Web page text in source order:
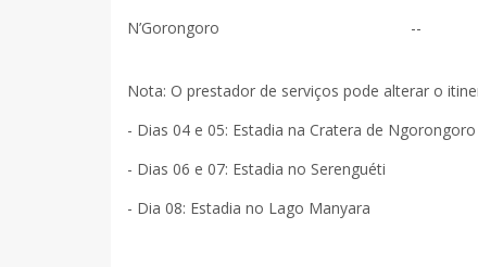
N’Gorongoro --
Nota: O prestador de serviços pode alterar o
- Dias 04 e 05: Estadia na Cratera de Ngorongoro
- Dias 06 e 07: Estadia no Serenguéti
- Dia 08: Estadia no Lago Manyara